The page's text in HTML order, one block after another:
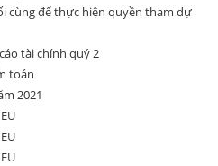
cùng để thực hiện quyền tham dự
tài chính quý 2
toán
2021